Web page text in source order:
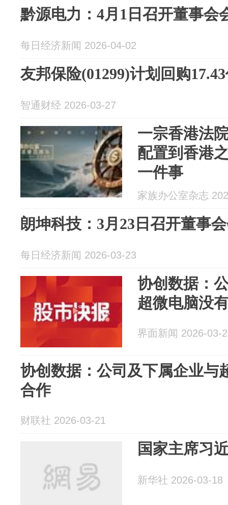
黔源电力：4月1日召开董事会
每日经济新闻 2026-04-02
友邦保险(01299)计划回购
智通财经 2026-03-27
一宗香港法
配置到香港
一件事
家族办公室杂志
朗坤科技：3月23日召开董事
每日经济新闻 2026-03-23
协创数据：
超微电脑没
界面新闻 2026-03-
协创数据：公司及下属企业与
合作
财联社 2026-03-21
国家主席习
新华社 2026-03-18